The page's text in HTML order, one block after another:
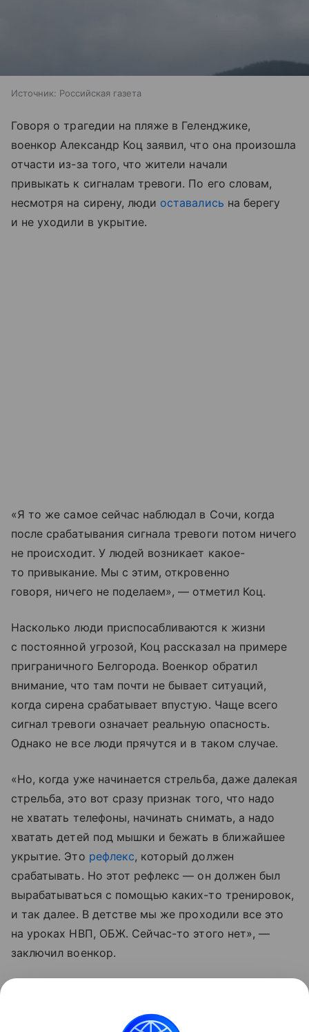
Источник: Российская газета
Говоря о трагедии на пляже в Геленджике,
военкор Александр Коц заявил, что она произошла
отчасти из-за того, что жители начали
привыкать к сигналам тревоги. По его словам,
несмотря на сирену, люди оставались на берегу
и не уходили в укрытие.
«Я то же самое сейчас наблюдал в Сочи, когда
после срабатывания сигнала тревоги потом ничего
не происходит. У людей возникает какое-
то привыкание. Мы с этим, откровенно
говоря, ничего не поделаем», — отметил Коц.
Насколько люди приспосабливаются к жизни
с постоянной угрозой, Коц рассказал на примере
приграничного Белгорода. Военкор обратил
внимание, что там почти не бывает ситуаций,
когда сирена срабатывает впустую. Чаще всего
сигнал тревоги означает реальную опасность.
Однако не все люди прячутся и в таком случае.
«Но, когда уже начинается стрельба, даже далекая
стрельба, это вот сразу признак того, что надо
не хватать телефоны, начинать снимать, а надо
хватать детей под мышки и бежать в ближайшее
укрытие. Это рефлекс, который должен
срабатывать. Но этот рефлекс — он должен был
вырабатываться с помощью каких-то тренировок,
и так далее. В детстве мы же проходили все это
на уроках НВП, ОБЖ. Сейчас-то этого нет», —
заключил военкор.